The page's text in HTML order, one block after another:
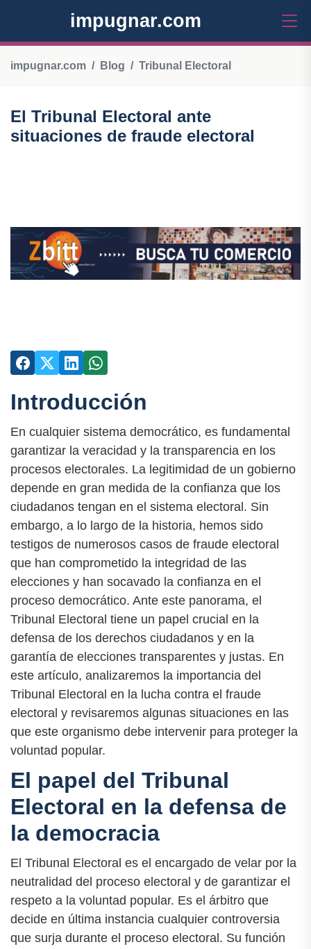
impugnar.com
impugnar.com Blog Tribunal Electoral
El Tribunal Electoral ante
situaciones de fraude electoral
Introducción
En cualquier sistema democrático, es fundamental
garantizar la veracidad y la transparencia en los
procesos electorales. La legitimidad de un gobierno
depende en gran medida de la confianza que los
ciudadanos tengan en el sistema electoral. Sin
embargo, a lo largo de la historia, hemos sido
testigos de numerosos casos de fraude electoral
que han comprometido la integridad de las
elecciones y han socavado la confianza en el
proceso democrático. Ante este panorama, el
Tribunal Electoral tiene un papel crucial en la
defensa de los derechos ciudadanos y en la
garantía de elecciones transparentes y justas. En
este artículo, analizaremos la importancia del
Tribunal Electoral en la lucha contra el fraude
electoral y revisaremos algunas situaciones en las
que este organismo debe intervenir para proteger la
voluntad popular.
El papel del Tribunal
Electoral en la defensa de
la democracia
El Tribunal Electoral es el encargado de velar por la
neutralidad del proceso electoral y de garantizar el
respeto a la voluntad popular. Es el árbitro que
decide en última instancia cualquier controversia
que surja durante el proceso electoral. Su función